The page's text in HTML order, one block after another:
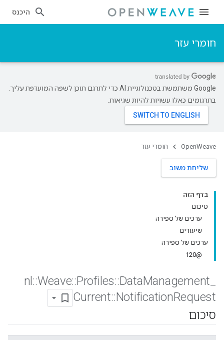
היכנס
חומרי עזר
‫Google משתמשת בטכנולוגיית AI כדי לתרגם תוכן לשפה המועדפת עליך.
בתרגומים כאלו עשויות להיות שגיאות.
OpenWeave חומרי עזר
שליחת משוב
בדף הזה
סיכום
ערכים של ספירה
שיעורים
ערכים של ספירה
@120
nl ::Weave::Profiles::DataManagement
Current::NotificationRequest
סיכום